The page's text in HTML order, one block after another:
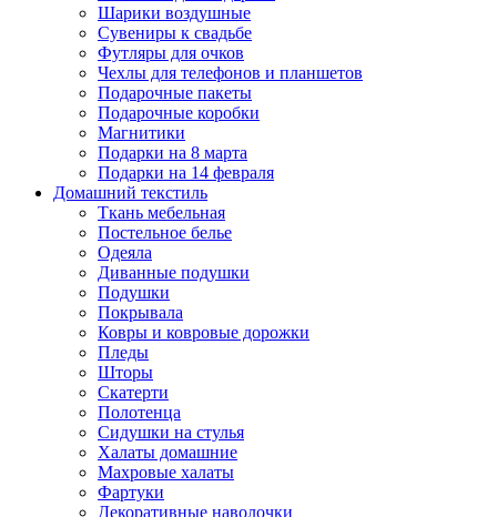
Шарики воздушные
Сувениры к свадьбе
Футляры для очков
Чехлы для телефонов и планшетов
Подарочные пакеты
Подарочные коробки
Магнитики
Подарки на 8 марта
Подарки на 14 февраля
Домашний текстиль
Ткань мебельная
Постельное белье
Одеяла
Диванные подушки
Подушки
Покрывала
Ковры и ковровые дорожки
Пледы
Шторы
Скатерти
Полотенца
Сидушки на стулья
Халаты домашние
Махровые халаты
Фартуки
Декоративные наволочки